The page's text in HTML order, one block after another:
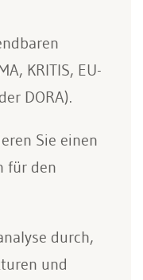
KRITIS, EU-
DORA).
Sie einen
für den
durch,
und